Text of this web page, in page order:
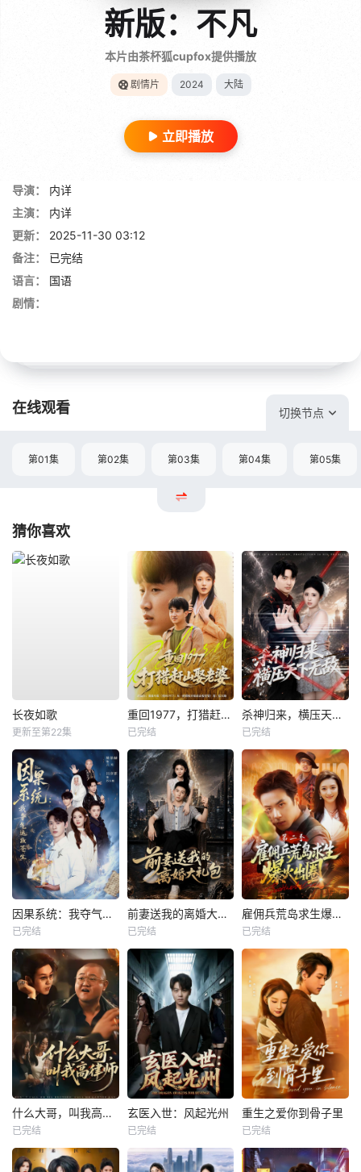
新版：不凡
本片由茶杯狐cupfox提供播放
剧情片 2024 大陆
立即播放
导演：
内详
主演：
内详
更新：
2025-11-30 03:12
备注：
已完结
语言：
国语
剧情：
在线观看 切换节点
第01集 第02集 第03集 第04集 第05集
猜你喜欢
长夜如歌
更新至第22集
重回1977，打猎赶山娶老婆
已完结
杀神归来，横压天下无敌
已完结
因果系统：我夺气运救苍生
已完结
前妻送我的离婚大礼包
已完结
雇佣兵荒岛求生爆火出圈第二季
已完结
什么大哥，叫我高律师
已完结
玄医入世：风起光州
已完结
重生之爱你到骨子里
已完结